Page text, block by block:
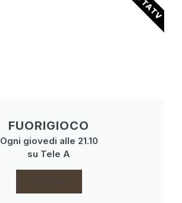
FUORIGIOCO
Ogni giovedi alle 21.10
su Tele A
CLICCA